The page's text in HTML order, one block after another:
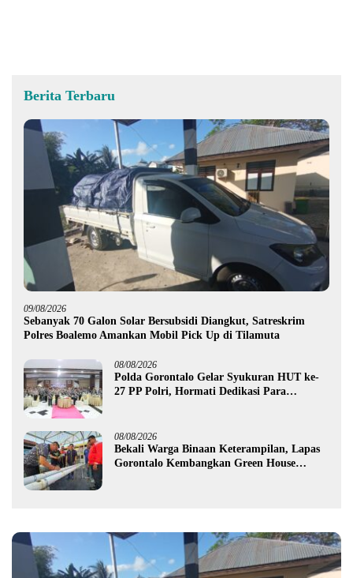
Berita Terbaru
09/08/2026
Sebanyak 70 Galon Solar Bersubsidi Diangkut, Satreskrim
Polres Boalemo Amankan Mobil Pick Up di Tilamuta
08/08/2026
Polda Gorontalo Gelar Syukuran HUT ke-
27 PP Polri, Hormati Dedikasi Para
08/08/2026
Bekali Warga Binaan Keterampilan, Lapas
Gorontalo Kembangkan Green House